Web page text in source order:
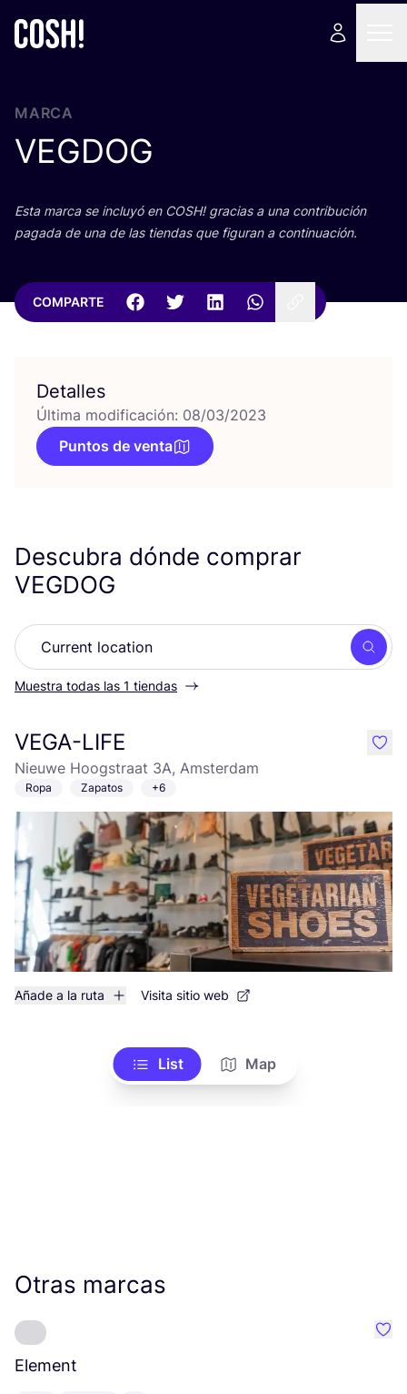
MARCA
VEGDOG
Esta mar­ca se inclu­yó en COSH! gra­cias a una con­tri­bu­ción
paga­da de una de las tien­das que figu­ran a continuación.
COMPARTE
Detalles
Última modificación: 08/03/2023
Puntos de venta
Descubra dónde comprar
VEGDOG
Muestra todas las 1 tiendas
VEGA-LIFE
Nieuwe Hoogstraat 3A, Amsterdam
Ropa Zapatos +6
Añade a la ruta Visita sitio web
like
List Map
Otras marcas
Element